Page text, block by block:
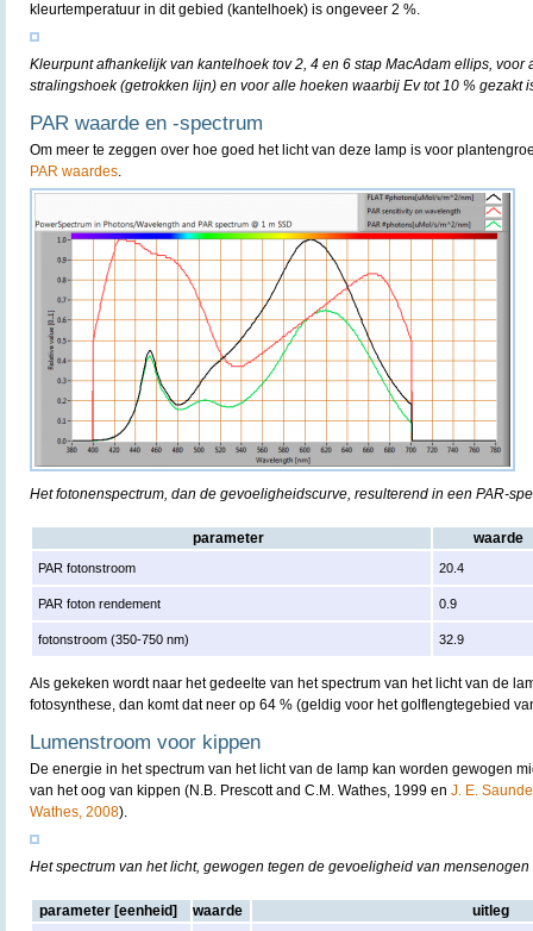
kleurtemperatuur in dit gebied (kantelhoek) is ongeveer 2 %.
Kleurpunt afhankelijk van kantelhoek tov 2, 4 en 6 stap MacAdam ellips, voor
stralingshoek (getrokken lijn) en voor alle hoeken waarbij Ev tot 10 % gezakt
PAR waarde en -spectrum
Om meer te zeggen over hoe goed het licht van deze lamp is voor
PAR waardes.
Het fotonenspectrum, dan de gevoeligheidscurve, resulterend in een PAR-
parameter waarde
PAR fotonstroom 20.4
PAR foton rendement 0.9
fotonstroom (350-750 nm) 32.9
Als gekeken wordt naar het gedeelte van het spectrum van het licht van de
fotosynthese, dan komt dat neer op 64 % (geldig voor het golflengtegebied
Lumenstroom voor kippen
De energie in het spectrum van het licht van de lamp kan worden gewogen
van het oog van kippen (N.B. Prescott and C.M. Wathes, 1999 en J. E.
Wathes, 2008).
Het spectrum van het licht, gewogen tegen de gevoeligheid van
parameter [eenheid] waarde uitleg